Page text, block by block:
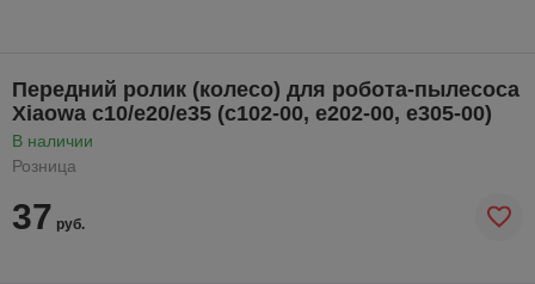
Передний ролик (колесо) для робота-пылесоса
Xiaowa c10/e20/e35 (c102-00, e202-00, e305-00)
В наличии
Розница
37 руб.